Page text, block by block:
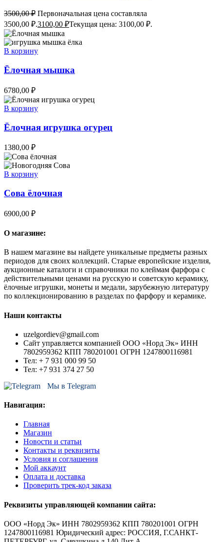
3500,00₽ Первоначальная цена составляла
3500,00 ₽.3100,00 ₽Текущая цена: 3100,00 ₽.
В корзину
Ёлочная мышка
6780,00 ₽
В корзину
Ёлочная игрушка огурец
1380,00 ₽
В корзину
Сова ёлочная
6900,00 ₽
О магазине:
В нашем магазине вы найдете уникальные предметы разных
периодов для своих коллекций. Старые европейские изделия,
аукционные каталоги и справочники по клеймам фарфора с
действительными ценами на русскую и советскую керамику,
ёлочные игрушки, монеты и медали, зарубежную литературу
по коллекционированию в разделах по фарфору и керамике.
Наши контакты
uzelgordiev@gmail.com
Сайт управляется компанией ООО «Норд Эк» ИНН
7802959362 КПП 780201001 ОГРН 1247800116981
Тел: + 7 931 000 99 50
Тел: +7 931 374 27 50
Мы в Telegram
Навигация:
Главная
Магазин
Новости и статьи
Контакты и реквизиты
Условия и соглашения
Мой аккаунт
Оплата и доставка
Проверить трек-код заказа
Реквизиты управляющей компании сайта:
ООО «Норд Эк» ИНН 7802959362 КПП 780201001 ОГРН
1247800116981 Юридический адрес: РОССИЯ, Г.САНКТ-